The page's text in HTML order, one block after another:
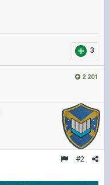
3
2 201
#2